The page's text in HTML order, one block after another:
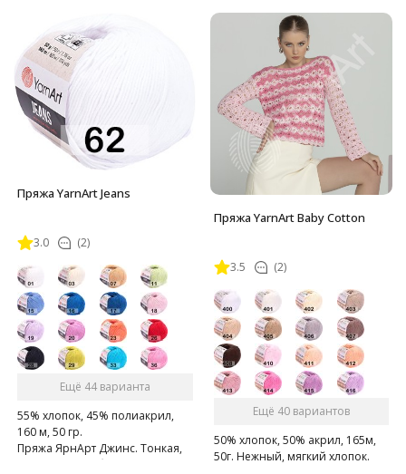
Пряжа YarnArt Jeans
3.0 (2)
Ещё 44 варианта
55% хлопок, 45% полиакрил,
160 м, 50 гр.
Пряжа ЯрнАрт Джинс. Тонкая,
мягкая, слегка бархатистая
Пряжа YarnArt Baby Cotton
3.5 (2)
Ещё 40 вариантов
50% хлопок, 50% акрил, 165м,
50г. Нежный, мягкий хлопок.